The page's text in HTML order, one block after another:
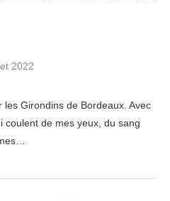
2022
Girondins de Bordeaux. Avec
coulent de mes yeux, du sang